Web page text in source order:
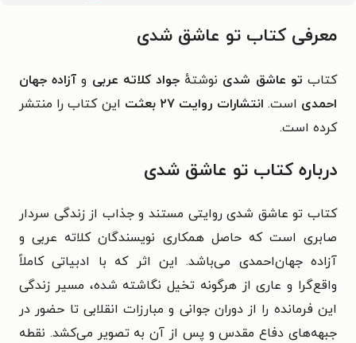
معرفی کتاب تو عاشق شدی
کتابتو عاشق شدی نوشتهٔ جواد کلاته عربی و آزاده جهان
احمدی است. انتشارات روایت ۲۷ بعثت
این کتاب را منتشر
کرده است.
درباره کتاب تو عاشق شدی
کتاب تو عاشق شدی روایتی مستند و جذاب از زندگی سردار
صابری است که حاصل همکاری نویسندگان کلاته عربی و
آزاده جهان‌احمدی می‌باشد. این اثر که با ادبیاتی کاملاً
واقع‌گرا و عاری از هرگونه تخیل نگاشته شده، مسیر زندگی
این فرمانده را از دوران جوانی و مبارزات انقلابی تا حضور در
جبهه‌های دفاع مقدس و پس از آن به تصویر می‌کشد. نقطه